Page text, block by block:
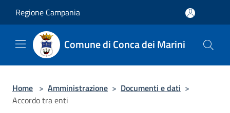
Regione Campania
Comune di Conca dei Marini
Home > Amministrazione > Documenti e dati >
Accordo tra enti